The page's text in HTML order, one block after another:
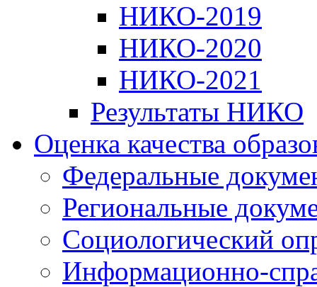
НИКО-2019
НИКО-2020
НИКО-2021
Результаты НИКО
Оценка качества
Федеральные
Региональные
Социологический
Информационно-